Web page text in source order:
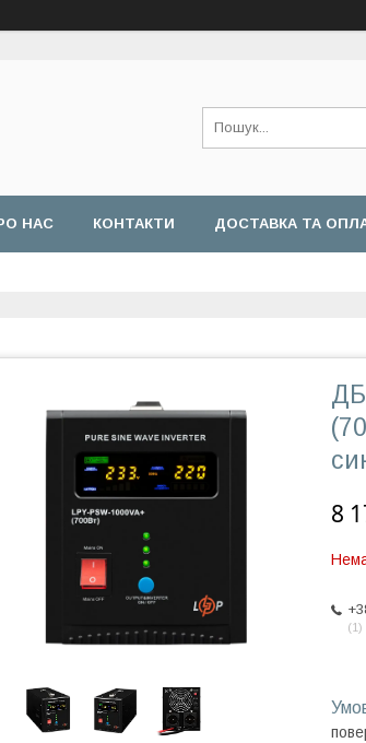
НАС КОНТАКТИ ДОСТАВКА ТА
8
1